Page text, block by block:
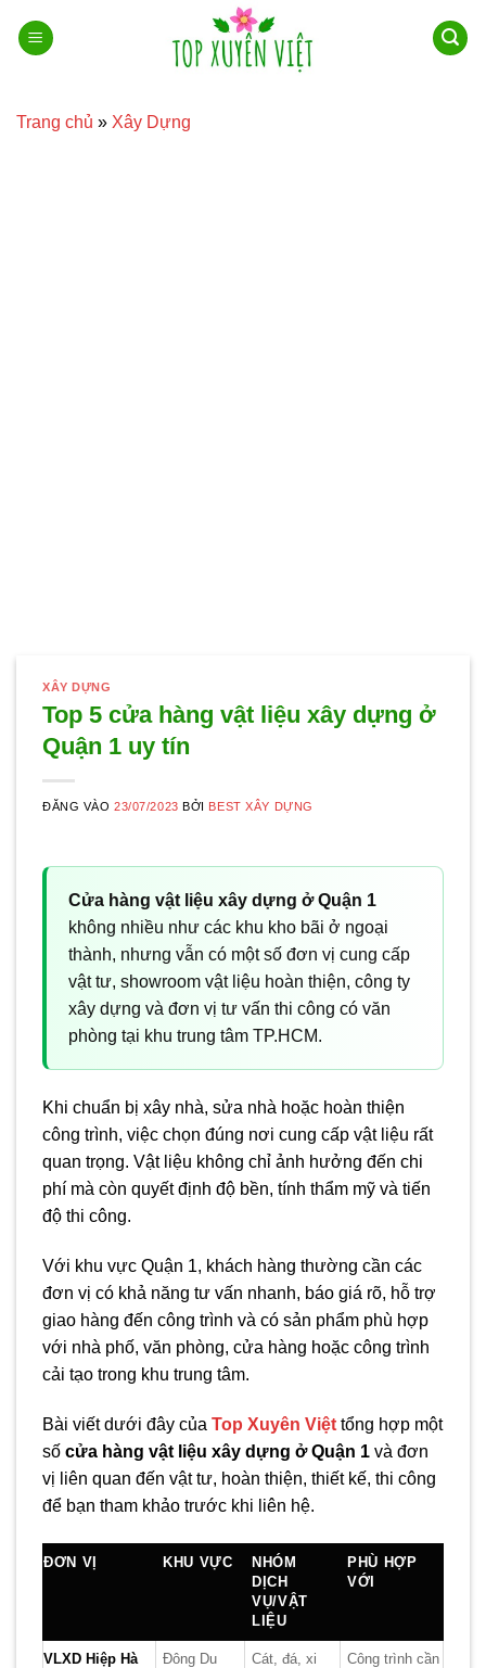
qua
Trang chủ » Xây Dựng
XÂY DỰNG
Top 5 cửa hàng vật liệu xây dựng ở
Quận 1 uy tín
ĐĂNG VÀO23/07/2023 BỞI BEST XÂY DỰNG
Cửa hàng vật liệu xây dựng ở Quận 1
không nhiều như các khu kho bãi ở ngoại
thành, nhưng vẫn có một số đơn vị cung cấp
vật tư, showroom vật liệu hoàn thiện, công ty
xây dựng và đơn vị tư vấn thi công có văn
phòng tại khu trung tâm TP.HCM.
Khi chuẩn bị xây nhà, sửa nhà hoặc hoàn thiện
công trình, việc chọn đúng nơi cung cấp vật liệu rất
quan trọng. Vật liệu không chỉ ảnh hưởng đến chi
phí mà còn quyết định độ bền, tính thẩm mỹ và tiến
độ thi công.
Với khu vực Quận 1, khách hàng thường cần các
đơn vị có khả năng tư vấn nhanh, báo giá rõ, hỗ trợ
giao hàng đến công trình và có sản phẩm phù hợp
với nhà phố, văn phòng, cửa hàng hoặc công trình
cải tạo trong khu trung tâm.
Bài viết dưới đây của Top Xuyên Việt tổng hợp một
số cửa hàng vật liệu xây dựng ở Quận 1 và đơn
vị liên quan đến vật tư, hoàn thiện, thiết kế, thi công
để bạn tham khảo trước khi liên hệ.
ĐƠN VỊ KHU VỰC
NHÓM
DỊCH
VỤ/VẬT
LIỆU
PHÙ HỢP
VỚI
VLXD Hiệp Hà Đông Du
Cát, đá, xi
Công trình cần